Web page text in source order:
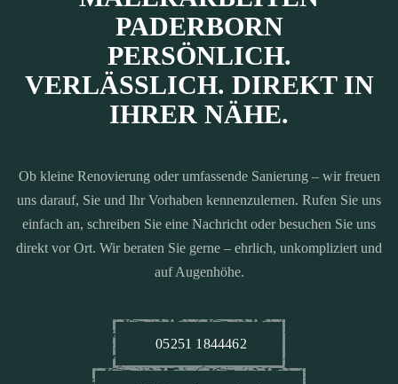
PERSÖNLICH.
VERLÄSSLICH. DIREKT IN
IHRER NÄHE.
Ob kleine Renovierung oder umfassende Sanierung – wir freuen
uns darauf, Sie und Ihr Vorhaben kennenzulernen. Rufen Sie uns
einfach an, schreiben Sie eine Nachricht oder besuchen Sie uns
direkt vor Ort. Wir beraten Sie gerne – ehrlich, unkompliziert und
auf Augenhöhe.
05251 1844462